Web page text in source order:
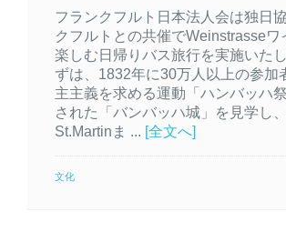
フランクフルト日本法人会は独日
クフルトとの共催でWeinstrasseワ
楽しむ日帰りバス旅行を実施いた
ずは、1832年に30万人以上の参加
主主義を求める運動「ハンバッハ
された「バンバッハ城」を見学し
St.Martinま ... [全文へ]
文化